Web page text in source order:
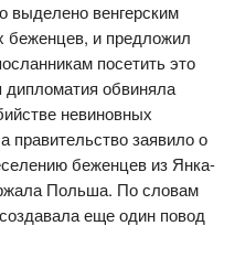
венгерским
беженцев, и предложил
посетить это
дипломатия обвиняла
невиновных
правительство заявило о
беженцев из Янка-
Польша. По словам
еще один повод